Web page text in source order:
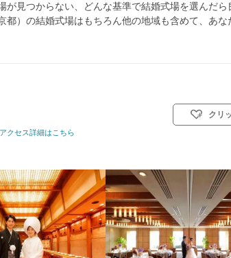
見つからない、どんな基準で結婚式場を選んだら
都）の結婚式場はもちろん他の地域も含めて、あな
名 ～ 250名 挙式スタイル: 教会式(キリスト教式)／神前式／人前式
アクセス詳細はこちら
クリ